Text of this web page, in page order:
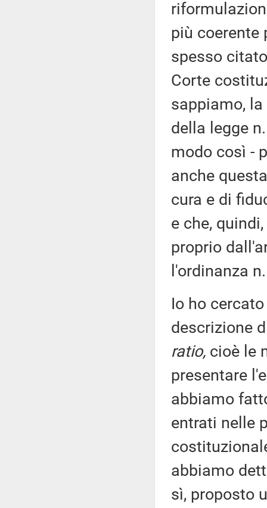
più coerente
spesso
Corte
sappiamo,
della legge
modo così -
anche
cura e di
e che,
proprio
l'ordinanza
Io ho
descrizione
ratio, cioè le
presentare
abbiamo
entrati nelle
abbiamo
sì, proposto